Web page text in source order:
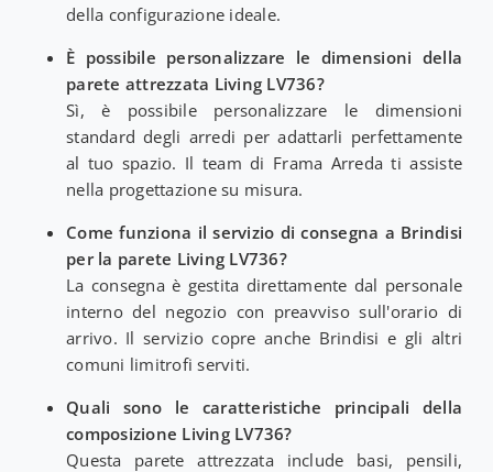
della configurazione ideale.
È possibile personalizzare le dimensioni della
parete attrezzata Living LV736?
Sì, è possibile personalizzare le dimensioni
standard degli arredi per adattarli perfettamente
al tuo spazio. Il team di Frama Arreda ti assiste
nella progettazione su misura.
Come funziona il servizio di consegna a Brindisi
per la parete Living LV736?
La consegna è gestita direttamente dal personale
interno del negozio con preavviso sull'orario di
arrivo. Il servizio copre anche Brindisi e gli altri
comuni limitrofi serviti.
Quali sono le caratteristiche principali della
composizione Living LV736?
Questa parete attrezzata include basi, pensili,